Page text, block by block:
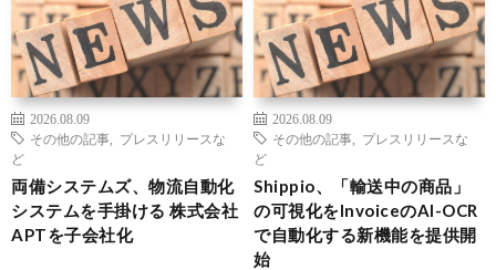
2026.08.09
その他の記事
プレスリリースな
ど
両備システムズ、物流自動化
システムを手掛ける 株式会社
APTを子会社化
2026.08.09
その他の記事
プレスリリースな
ど
Shippio、「輸送中の商品」
の可視化をInvoiceのAI-OCR
で自動化する新機能を提供開
始